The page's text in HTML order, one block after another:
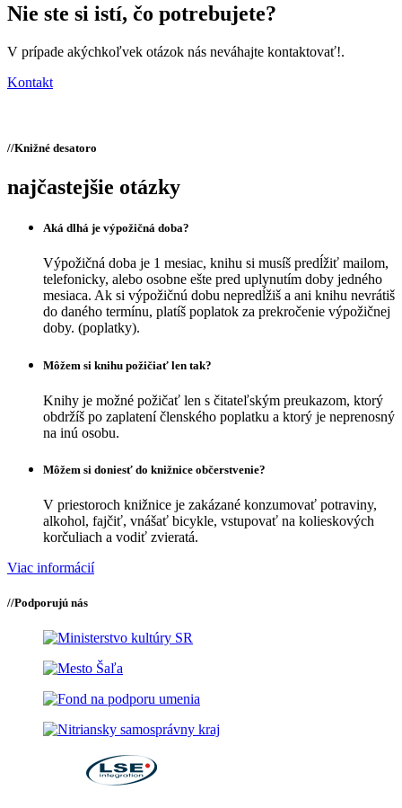
Nie ste si istí, čo potrebujete?
V prípade akýchkoľvek otázok nás neváhajte kontaktovať!.
Kontakt
//Knižné desatoro
najčastejšie otázky
Aká dlhá je výpožičná doba?
Výpožičná doba je 1 mesiac, knihu si musíš predĺžiť mailom,
telefonicky, alebo osobne ešte pred uplynutím doby jedného
mesiaca. Ak si výpožičnú dobu nepredĺžiš a ani knihu nevrátiš
do daného termínu, platíš poplatok za prekročenie výpožičnej
doby. (poplatky).
Môžem si knihu požičiať len tak?
Knihy je možné požičať len s čitateľským preukazom, ktorý
obdržíš po zaplatení členského poplatku a ktorý je neprenosný
na inú osobu.
Môžem si doniesť do knižnice občerstvenie?
V priestoroch knižnice je zakázané konzumovať potraviny,
alkohol, fajčiť, vnášať bicykle, vstupovať na kolieskových
korčuliach a vodiť zvieratá.
Viac informácií
//Podporujú nás